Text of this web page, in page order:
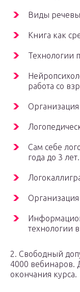
Виды
Книга как
Технологии
работа со
Сам себе
года до 3 лет.
Организация
технологии
2. Свободный
4000 вебинаров.
окончания курса.